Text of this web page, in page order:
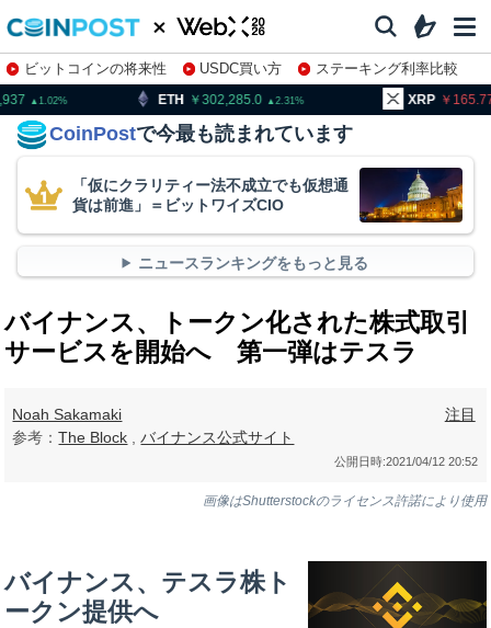
ビットコインの将来性 USDC買い方
ステーキング利率比較
株特集・関連銘柄
302,285.0 XRP 165.77
CoinPostで今最も読まれています
「仮にクラリティー法不成立でも仮想通
貨は前進」＝ビットワイズCIO
ニュースランキングをもっと見る
バイナンス、トークン化された株式取引
サービスを開始へ 第一弾はテスラ
Noah Sakamaki
参考：The Block ,バイナンス公式サイト
注目
公開日時:2021/04/12 20:52
画像はShutterstockのライセンス許諾により使用
バイナンス、テスラ株ト
ークン提供へ